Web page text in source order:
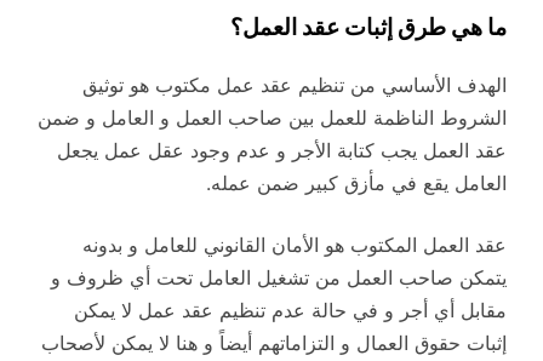
ما هي طرق إثبات عقد العمل؟
الهدف الأساسي من تنظيم عقد عمل مكتوب هو توثيق
الشروط الناظمة للعمل بين صاحب العمل و العامل و ضمن
عقد العمل يجب كتابة الأجر و عدم وجود عقل عمل يجعل
العامل يقع في مأزق كبير ضمن عمله.
عقد العمل المكتوب هو الأمان القانوني للعامل و بدونه
يتمكن صاحب العمل من تشغيل العامل تحت أي ظروف و
مقابل أي أجر و في حالة عدم تنظيم عقد عمل لا يمكن
إثبات حقوق العمال و التزاماتهم أيضاً و هنا لا يمكن لأصحاب